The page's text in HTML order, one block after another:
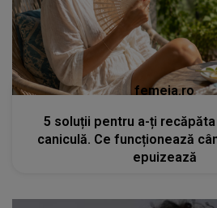
femeia.ro
5 soluții pentru a-ți
caniculă. Ce funcționează
epuizează